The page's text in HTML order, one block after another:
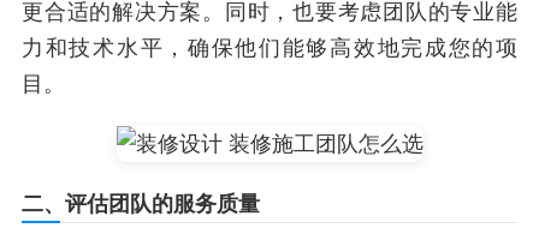
更合适的解决方案。同时，也要考虑团队的专业能
力和技术水平，确保他们能够高效地完成您的项
目。
二、评估团队的服务质量